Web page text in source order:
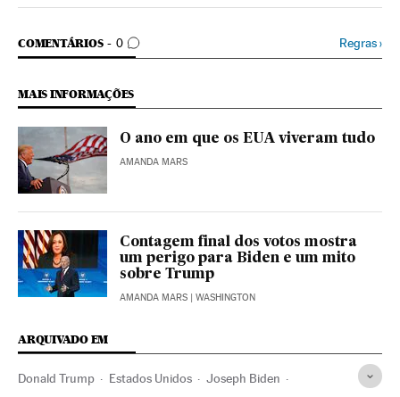
COMENTÁRIOS 0
COMENTÁRIOS Regras›
MAIS INFORMAÇÕES
O ano em que os EUA viveram tudo
AMANDA MARS
Contagem final dos votos mostra
um perigo para Biden e um mito
sobre Trump
AMANDA MARS | WASHINGTON
ARQUIVADO EM
Donald Trump Estados Unidos Joseph Biden